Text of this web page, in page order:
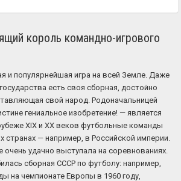
король командно-игрового
и популярнейшая игра на всей Земле. Даже
есть своя сборная, достойно
свой народ. Родоначальницей
гениальное изобретение! — является
XIX и XX веков футбольные команды
странах — например, в Российской империи.
очень удачно выступала на соревнованиях.
сборная СССР по футболу: например,
на чемпионате Европы в 1960 году,